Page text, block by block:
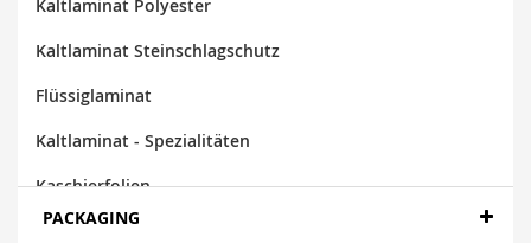
Kaltlaminat Polyester
Kaltlaminat Steinschlagschutz
Flüssiglaminat
Kaltlaminat - Spezialitäten
Kaschierfolien
Laminate
PACKAGING